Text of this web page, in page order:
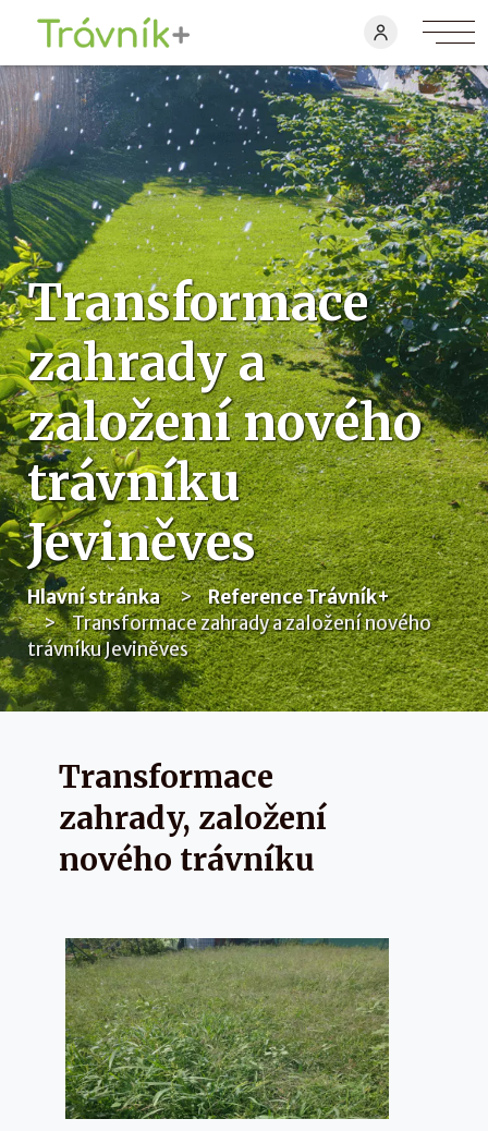
Transformace
zahrady a
založení nového
trávníku
Jeviněves
Hlavní stránka
Reference Trávník+
Transformace zahrady a založení nového
trávníku Jeviněves
Transformace
zahrady, založení
nového trávníku